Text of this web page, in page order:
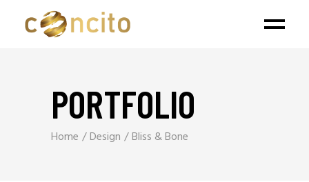
PORTFOLIO
Home Design Bliss & Bone